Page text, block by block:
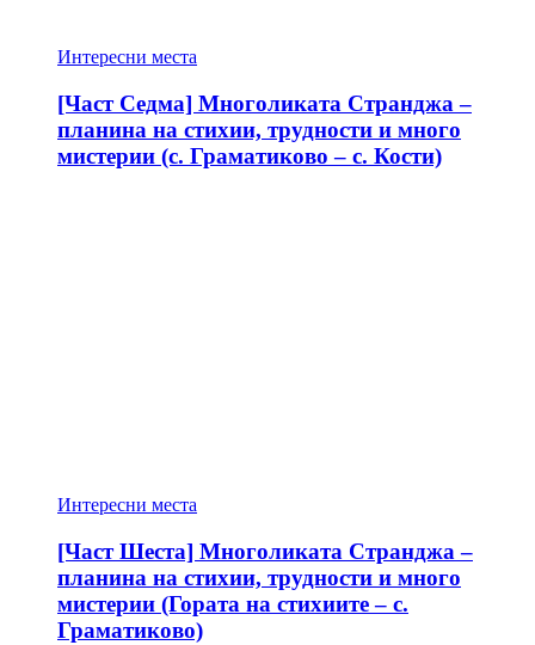
Интересни места
[Част Седма] Многоликата Странджа –
планина на стихии, трудности и много
мистерии (с. Граматиково – с. Кости)
Интересни места
[Част Шеста] Многоликата Странджа –
планина на стихии, трудности и много
мистерии (Гората на стихиите – с.
Граматиково)